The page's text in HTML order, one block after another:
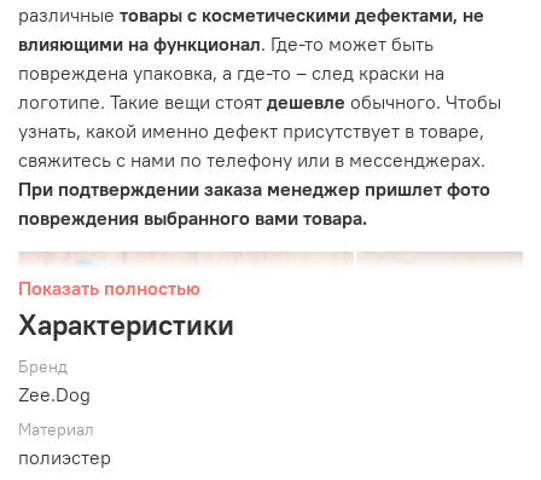
различные товары с косметическими дефектами, не
влияющими на функционал. Где-то может быть
повреждена упаковка, а где-то – след краски на
логотипе. Такие вещи стоят дешевле обычного. Чтобы
узнать, какой именно дефект присутствует в товаре,
свяжитесь с нами по телефону или в мессенджерах.
При подтверждении заказа менеджер пришлет фото
повреждения выбранного вами товара.
Показать полностью
Характеристики
Бренд
Zee.Dog
Материал
полиэстер